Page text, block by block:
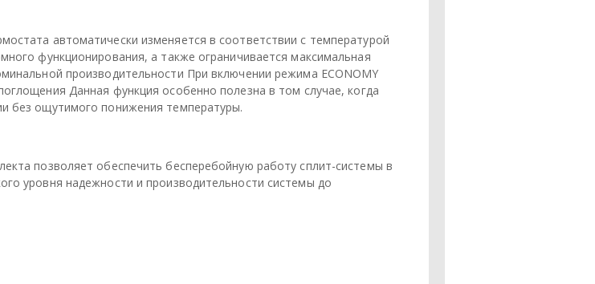
автоматически изменяется в соответствии с температурой
функционирования, а также ограничивается максимальная
производительности При включении режима ECONOMY
Данная функция особенно полезна в том случае, когда
без ощутимого понижения температуры.
позволяет обеспечить бесперебойную работу сплит-системы в
уровня надежности и производительности системы до